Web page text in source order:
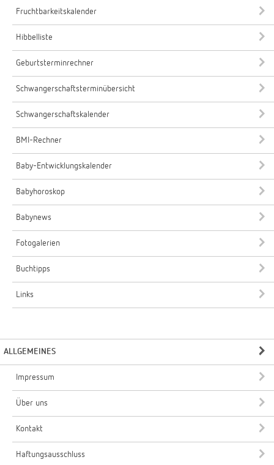
Fruchtbarkeitskalender
Hibbelliste
Geburtsterminrechner
Schwangerschaftsterminübersicht
Schwangerschaftskalender
BMI-Rechner
Baby-Entwicklungskalender
Babyhoroskop
Babynews
Fotogalerien
Buchtipps
Links
ALLGEMEINES
Impressum
Über uns
Kontakt
Haftungsausschluss